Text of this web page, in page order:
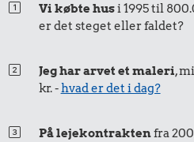
datidskroner er på baggrund
Danmarks
Vi købte husi 1995 til
er det steget eller faldet?
Jeg har arvet et maleri,
kr. -hvad er det i dag?
På lejekontraktenfra